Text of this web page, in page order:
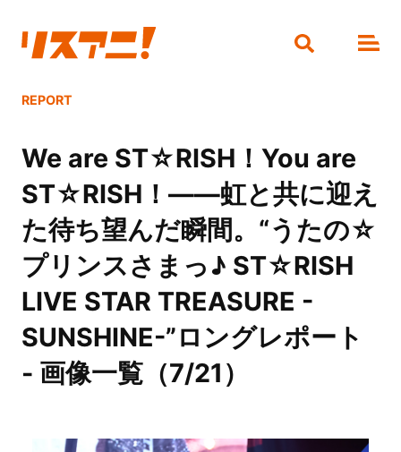
REPORT
We are ST☆RISH！You are
ST☆RISH！――虹と共に迎え
た待ち望んだ瞬間。“うたの☆
プリンスさまっ♪ ST☆RISH
LIVE STAR TREASURE -
SUNSHINE-”ロングレポート
- 画像一覧（7/21）